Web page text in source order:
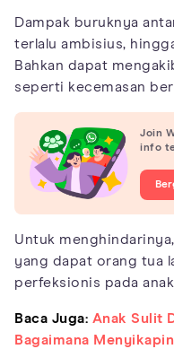
Dampak buruknya
terlalu ambisius,
Bahkan dapat
seperti kecemasan
Join
info
Untuk
yang dapat orang tua
perfeksionis pada
Baca Juga: Anak Sulit
Bagaimana